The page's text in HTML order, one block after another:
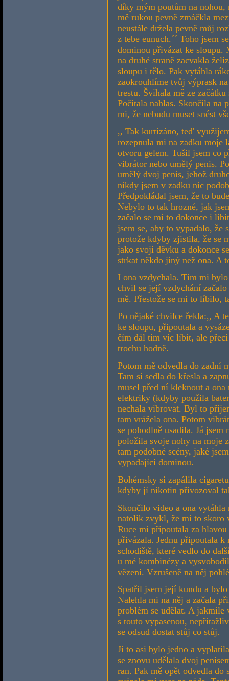
díky mým poutům na nohou,
mě rukou pevně zmáčkla
neustále držela pevně můj
z tebe eunuch.´´ Toho jsem
dominou přivázat ke sloupu.
na druhé straně zacvakla
sloupu i tělo. Pak vytáhla
zaokrouhlíme tvůj výprask
trestu. Švihala mě ze
Počítala nahlas. Skončila na
mi, že nebudu muset snést
,, Tak kurtizáno, teď
rozepnula mi na zadku moje
otvoru gelem. Tušil jsem co
vibrátor nebo umělý penis.
umělý dvoj penis, jehož
nikdy jsem v zadku nic
Předpokládal jsem, že to
Nebylo to tak hrozné, jak
začalo se mi to dokonce i
jsem se, aby to vypadalo, že
protože kdyby zjistila, že se
jako svojí děvku a dokonce
strkat někdo jiný než ona. A
I ona vzdychala. Tím mi
chvil se její vzdychání
mě. Přestože se mi to líbilo,
Po nějaké chvilce řekla:,, A
ke sloupu, připoutala a
čím dál tím víc líbit, ale
trochu hodně.
Potom mě odvedla do zadní
Tam si sedla do křesla a
musel před ní kleknout a
elektriky (kdyby použila
nechala vibrovat. Byl to
tam vrážela ona. Potom
se pohodlně usadila. Já jsem
položila svoje nohy na moje
tam podobné scény, jaké
vypadající dominou.
Bohémsky si zapálila
kdyby jí nikotin přivozoval
Skončilo video a ona
natolik zvykl, že mi to skoro
Ruce mi připoutala za
přivázala. Jednu připoutala k
schodiště, které vedlo do
u mé kombinézy a
vězení. Vzrušeně na něj
Spatřil jsem její kundu a
Nalehla mi na něj a začala
problém se udělat. A jakmile
s touto vypasenou,
se odsud dostat stůj co stůj.
Jí to asi bylo jedno a
se znovu udělala dvoj
ran. Pak mě opět odvedla do